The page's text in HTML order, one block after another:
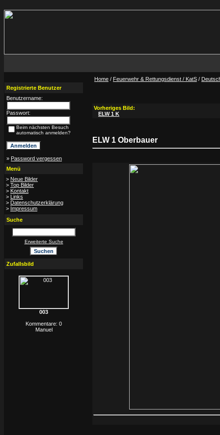
Registrierte Benutzer
Benutzername:
Passwort:
Beim nächsten Besuch
automatisch anmelden?
» Password vergessen
Menü
> Neue Bilder
> Top Bilder
> Kontakt
> Links
> Datenschutzerklärung
> Impressum
Suche
Erweiterte Suche
Zufallsbild
003
Kommentare: 0
Manuel
Home / Feuerwehr & Rettungsdienst / KatS /
Vorheriges Bild:
ELW 1 K
ELW 1 Oberbauer